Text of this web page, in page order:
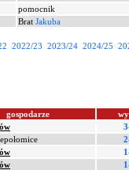
pomocnik
Brat Jakuba
2022/23 2023/24 2024/25
gospodarze